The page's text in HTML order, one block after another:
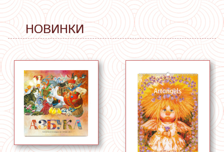
НОВИНКИ